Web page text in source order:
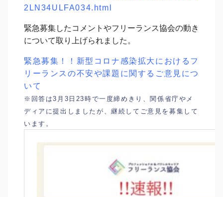
2LN34ULFA034.html
緊急募集したコメントやフリーランス協会の動き
について取り上げられました。
緊急募集！！新型コロナ感染拡大におけるフ
リーランスの不安や課題に関するご意見につ
いて
※回答は3月3日23時で一度締めきり、関係省庁やメ
ディアに提出しましたが、継続してご意見を募集して
います。